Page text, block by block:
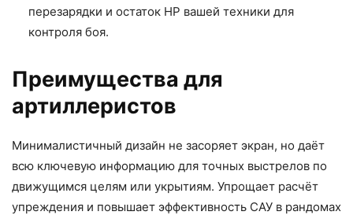
перезарядки и остаток HP вашей техники для
контроля боя.​
Преимущества для
артиллеристов
Минималистичный дизайн не засоряет экран, но даёт
всю ключевую информацию для точных выстрелов по
движущимся целям или укрытиям. Упрощает расчёт
упреждения и повышает эффективность САУ в рандомах